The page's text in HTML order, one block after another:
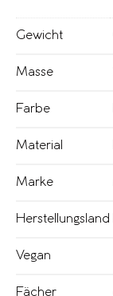
Gewicht
Masse
Farbe
Material
Marke
Herstellungsland
Vegan
Fächer